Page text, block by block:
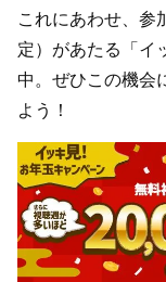
これにあわせ、参
定）があたる「イ
中。ぜひこの機会
よう！